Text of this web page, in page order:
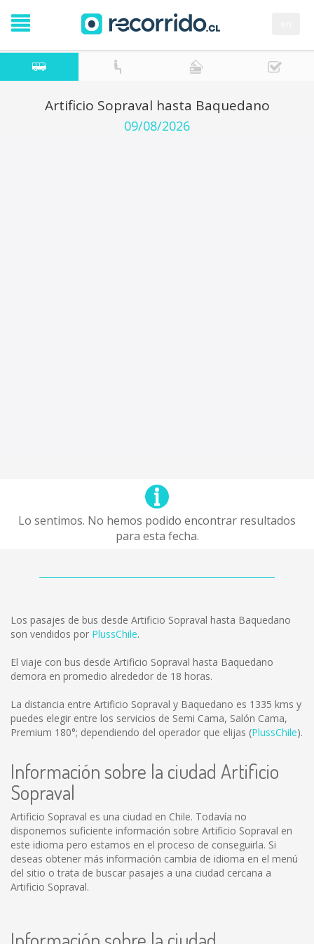
Artificio Sopraval hasta Baquedano
09/08/2026
Lo sentimos. No hemos podido encontrar resultados
para esta fecha.
Los pasajes de bus desde Artificio Sopraval hasta Baquedano
son vendidos por PlussChile.
El viaje con bus desde Artificio Sopraval hasta Baquedano
demora en promedio alrededor de 18 horas.
La distancia entre Artificio Sopraval y Baquedano es 1335 kms y
puedes elegir entre los servicios de Semi Cama, Salón Cama,
Premium 180°; dependiendo del operador que elijas (PlussChile).
Información sobre la ciudad Artificio
Sopraval
Artificio Sopraval es una ciudad en Chile. Todavía no
disponemos suficiente información sobre Artificio Sopraval en
este idioma pero estamos en el proceso de conseguirla. Si
deseas obtener más información cambia de idioma en el menú
del sitio o trata de buscar pasajes a una ciudad cercana a
Artificio Sopraval.